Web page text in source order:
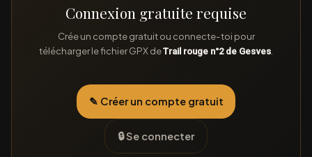
Connexion gratuite requise
Crée un compte gratuit ou connecte-toi pour
télécharger le fichier GPX deTrail rouge n°2 de Gesves
✎ Créer un compte gratuit
🔒 Se connecter